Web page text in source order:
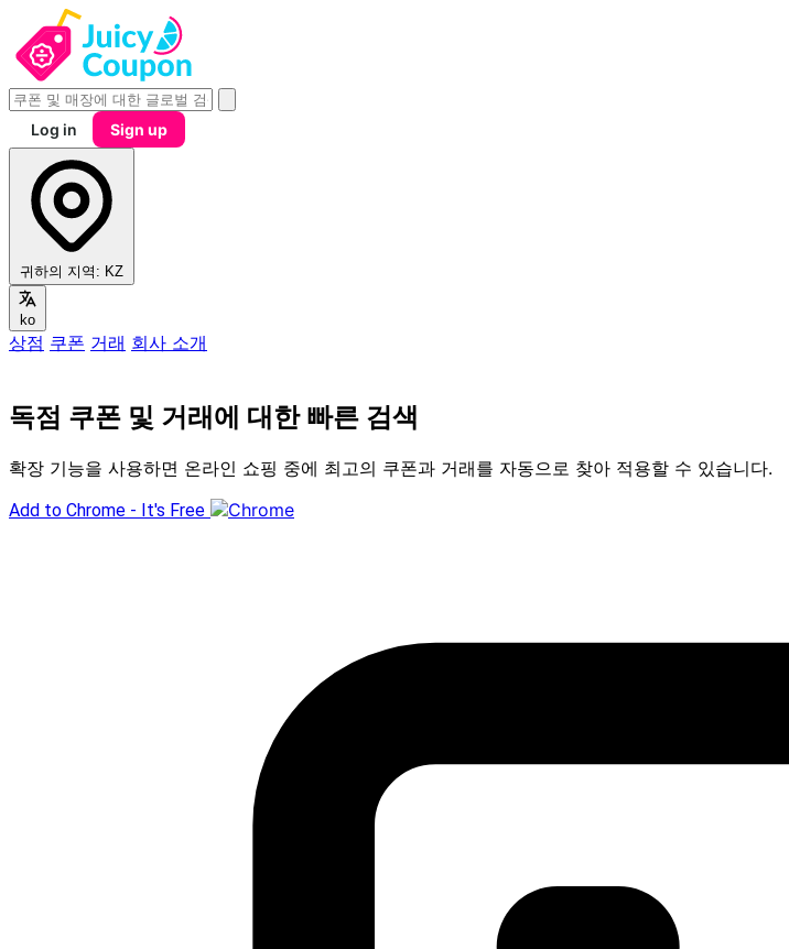
Log in Sign up
귀하의 지역: KZ
ko
상점 쿠폰 거래 회사 소개
독점 쿠폰 및 거래에 대한 빠른 검색
확장 기능을 사용하면 온라인 쇼핑 중에 최고의 쿠폰과 거래를 자동으로 찾아 적용할 수 있습니다.
Add to Chrome - It's Free